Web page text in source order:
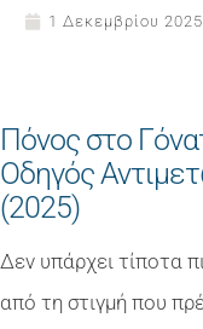
1 Δεκεμβρίου 2025
Πόνος στο
Οδηγός
(2025)
Δεν υπάρχει τίποτα
από τη στιγμή που